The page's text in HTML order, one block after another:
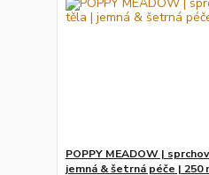
POPPY MEADOW |
jemná & šetrná péče | 250